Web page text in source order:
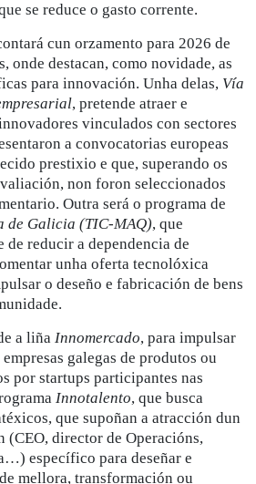
se reduce o gasto corrente.
cun orzamento para 2026 de
onde destacan, como novidade, as
para innovación. Unha delas, Vía
, pretende atraer e
vinculados con sectores
a convocatorias europeas
prestixio e que, superando os
non foron seleccionados
Outra será o programa de
de Galicia (TIC-MAQ), que
de reducir a dependencia de
unha oferta tecnolóxica
o deseño e fabricación de bens
a liña Innomercado, para impulsar
galegas de produtos ou
por startups participantes nas
Innotalento, que busca
que supoñan a atracción dun
director de Operacións,
específico para deseñar e
mellora, transformación ou